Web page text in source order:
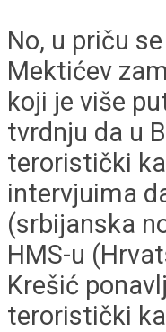
No, u priču
Mektićev
koji je više
tvrdnju da u
teroristički
intervjuima
(srbijanska
HMS-u
Krešić
teroristički